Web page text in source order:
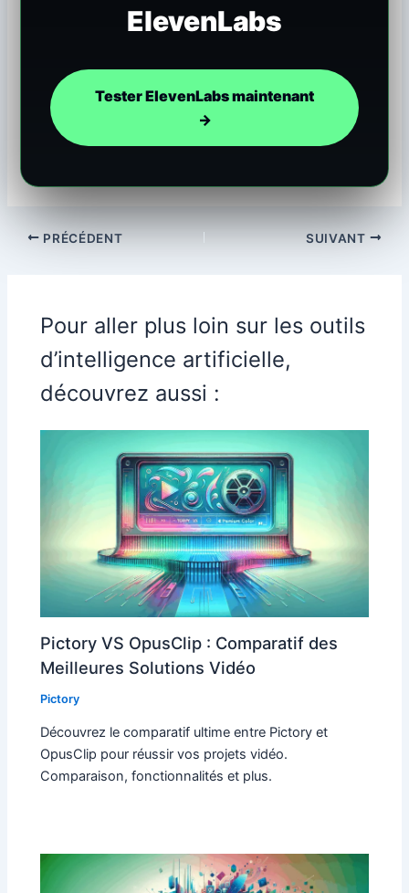
ElevenLabs
Tester ElevenLabs maintenant
→
PRÉCÉDENT SUIVANT
Pour aller plus loin sur les outils
d’intelligence artificielle,
découvrez aussi :
Pictory VS OpusClip : Comparatif des
Meilleures Solutions Vidéo
Pictory
Découvrez le comparatif ultime entre Pictory et
OpusClip pour réussir vos projets vidéo.
Comparaison, fonctionnalités et plus.